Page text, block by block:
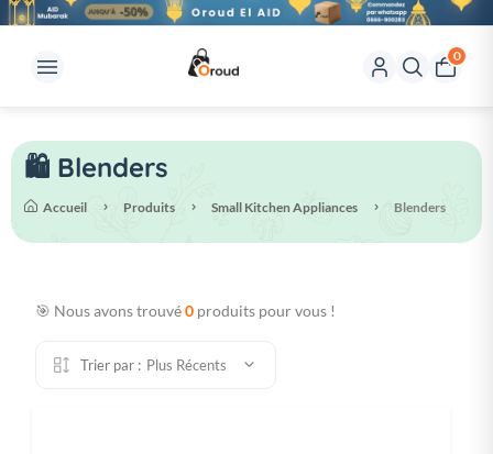
0
🛍️ Blenders
Accueil Produits Small Kitchen Appliances Blenders
🎯 Nous avons trouvé0 produits pour vous !
Trier par : Plus Récents